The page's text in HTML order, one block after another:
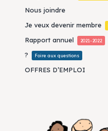
Nous joindre
Je veux devenir membre
Rapport annuel 2021-2022
? Foire aux questions
OFFRES D’EMPLOI